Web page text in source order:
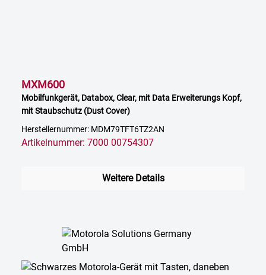
MXM600
Mobilfunkgerät, Databox, Clear, mit Data Erweiterungs Kopf,
mit Staubschutz (Dust Cover)
Herstellernummer: MDM79TFT6TZ2AN
Artikelnummer: 7000 00754307
Weitere Details